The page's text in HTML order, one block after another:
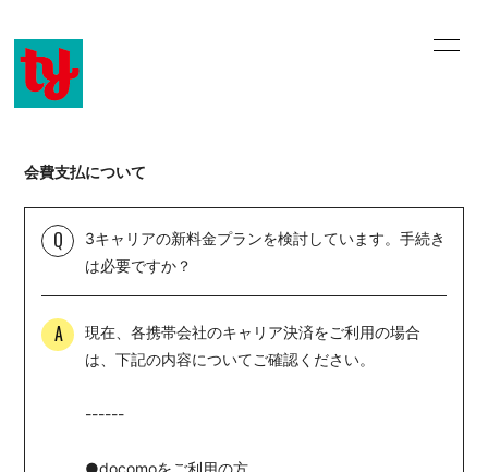
home
profile
music video
discography
online shop
email
会費支払について
Q
3キャリアの新料金プランを検討しています。手続き
は必要ですか？
A
現在、各携帯会社のキャリア決済をご利用の場合
は、下記の内容についてご確認ください。
------
●docomoをご利用の方